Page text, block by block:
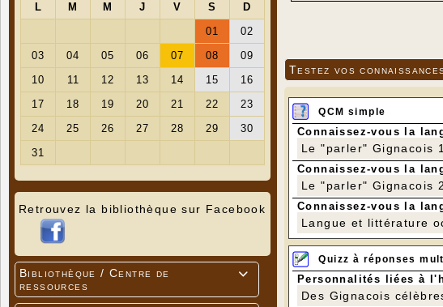
Retrouvez la bibliothèque sur Facebook

Bibliothèque / Centre de
ressources
Testez vos
QCM simple
Connaissez-vous la
Le "parler" Gignacois 1
Connaissez-vous la
Le "parler" Gignacois 2
Connaissez-vous la
Langue et littérature
Quizz à réponses
Personnalités liées à
Des Gignacois